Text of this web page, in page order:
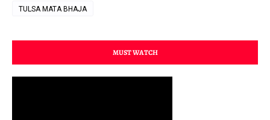
TULSA MATA BHAJA
MUST WATCH